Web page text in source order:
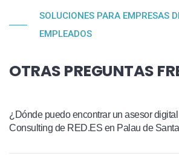
SOLUCIONES PARA EMPRESAS
EMPLEADOS
OTRAS PREGUNTAS
¿Dónde puedo encontrar un asesor
Consulting de RED.ES en Palau de